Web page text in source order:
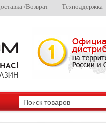
/Возврат Техподдержка